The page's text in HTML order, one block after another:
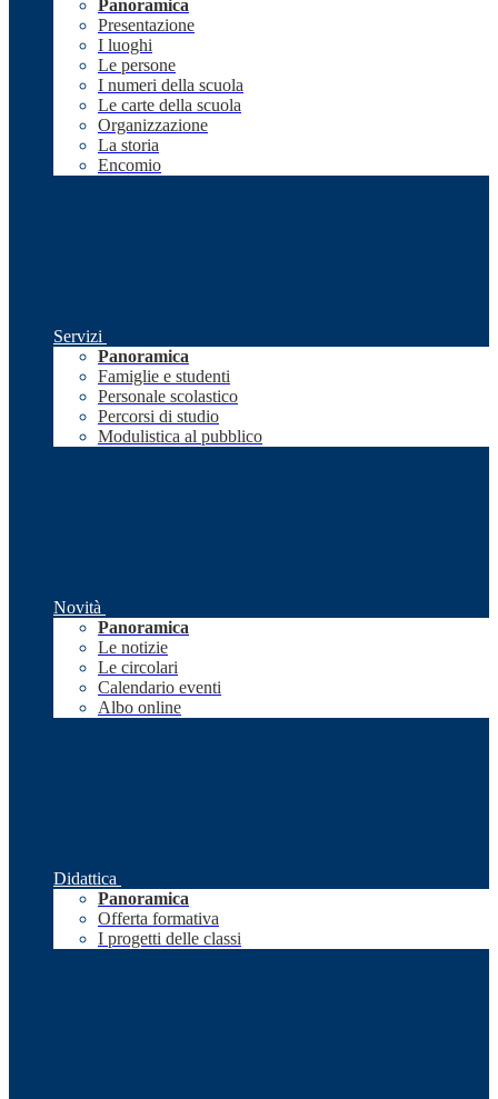
Panoramica
Presentazione
I luoghi
Le persone
I numeri della scuola
Le carte della scuola
Organizzazione
La storia
Encomio
Servizi
Panoramica
Famiglie e studenti
Personale scolastico
Percorsi di studio
Modulistica al pubblico
Novità
Panoramica
Le notizie
Le circolari
Calendario eventi
Albo online
Didattica
Panoramica
Offerta formativa
I progetti delle classi